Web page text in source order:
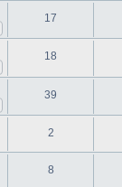
17
18
39
2
8